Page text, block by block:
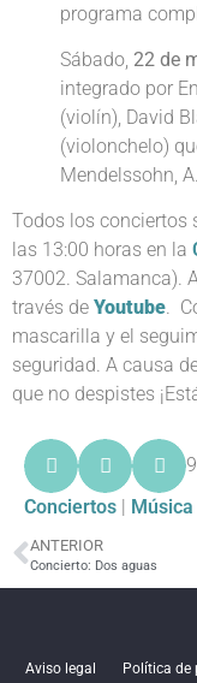
programa
Sábado, 22 de
integrado por
(violín), David
(violonchelo)
Mendelssohn,
Todos los conciertos
las 13:00 horas en la
37002. Salamanca).
través de Youtube.
mascarilla y el
seguridad. A causa
que no despistes
Conciertos |
ANTERIOR
Concierto: Dos aguas
Aviso legal Política de